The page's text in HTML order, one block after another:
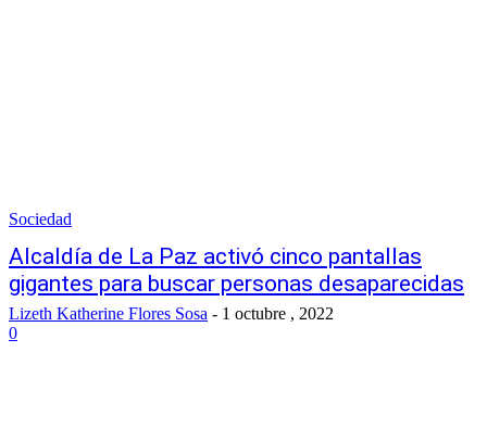
Sociedad
Alcaldía de La Paz activó cinco pantallas
gigantes para buscar personas desaparecidas
Lizeth Katherine Flores Sosa - 1 octubre , 2022
0